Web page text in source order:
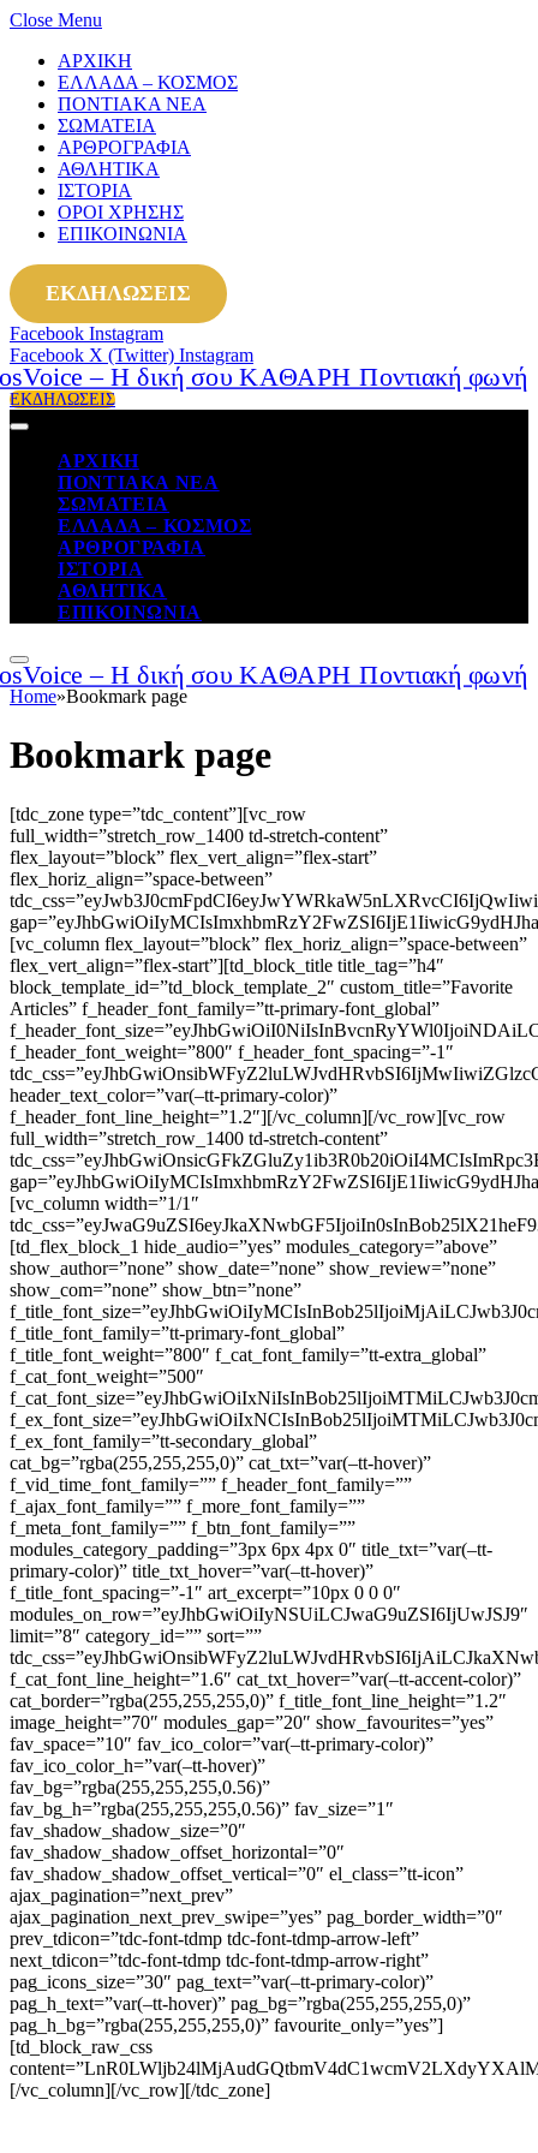
Close Menu
ΑΡΧΙΚΗ
ΕΛΛΑΔΑ – ΚΟΣΜΟΣ
ΠΟΝΤΙΑΚΑ ΝΕΑ
ΣΩΜΑΤΕΙΑ
ΑΡΘΡΟΓΡΑΦΙΑ
ΑΘΛΗΤΙΚΑ
ΙΣΤΟΡΙΑ
ΟΡΟΙ ΧΡΗΣΗΣ
ΕΠΙΚΟΙΝΩΝΙΑ
ΕΚΔΗΛΩΣΕΙΣ
Facebook Instagram
Facebook X (Twitter) Instagram
ΕΚΔΗΛΩΣΕΙΣ
ΑΡΧΙΚΗ
ΠΟΝΤΙΑΚΑ ΝΕΑ
ΣΩΜΑΤΕΙΑ
ΕΛΛΑΔΑ – ΚΟΣΜΟΣ
ΑΡΘΡΟΓΡΑΦΙΑ
ΙΣΤΟΡΙΑ
ΑΘΛΗΤΙΚΑ
ΕΠΙΚΟΙΝΩΝΙΑ
Home»Bookmark page
Bookmark page
[tdc_zone type=”tdc_content”][vc_row
full_width=”stretch_row_1400 td-stretch-content”
flex_layout=”block” flex_vert_align=”flex-start”
flex_horiz_align=”space-between”
[vc_column flex_layout=”block” flex_horiz_align=”space-between”
flex_vert_align=”flex-start”][td_block_title title_tag=”h4″
block_template_id=”td_block_template_2″ custom_title=”Favorite
Articles” f_header_font_family=”tt-primary-font_global”
f_header_font_weight=”800″ f_header_font_spacing=”-1″
header_text_color=”var(–tt-primary-color)”
f_header_font_line_height=”1.2″][/vc_column][/vc_row][vc_row
full_width=”stretch_row_1400 td-stretch-content”
[vc_column width=”1/1″
[td_flex_block_1 hide_audio=”yes” modules_category=”above”
show_author=”none” show_date=”none” show_review=”none”
show_com=”none” show_btn=”none”
f_title_font_family=”tt-primary-font_global”
f_title_font_weight=”800″ f_cat_font_family=”tt-extra_global”
f_cat_font_weight=”500″
f_ex_font_family=”tt-secondary_global”
cat_bg=”rgba(255,255,255,0)” cat_txt=”var(–tt-hover)”
f_vid_time_font_family=”” f_header_font_family=””
f_ajax_font_family=”” f_more_font_family=””
f_meta_font_family=”” f_btn_font_family=””
modules_category_padding=”3px 6px 4px 0″ title_txt=”var(–tt-
primary-color)” title_txt_hover=”var(–tt-hover)”
f_title_font_spacing=”-1″ art_excerpt=”10px 0 0 0″
modules_on_row=”eyJhbGwiOiIyNSUiLCJwaG9uZSI6IjUwJSJ9″
limit=”8″ category_id=”” sort=””
f_cat_font_line_height=”1.6″ cat_txt_hover=”var(–tt-accent-color)”
cat_border=”rgba(255,255,255,0)” f_title_font_line_height=”1.2″
image_height=”70″ modules_gap=”20″ show_favourites=”yes”
fav_space=”10″ fav_ico_color=”var(–tt-primary-color)”
fav_ico_color_h=”var(–tt-hover)”
fav_bg=”rgba(255,255,255,0.56)”
fav_bg_h=”rgba(255,255,255,0.56)” fav_size=”1″
fav_shadow_shadow_size=”0″
fav_shadow_shadow_offset_horizontal=”0″
fav_shadow_shadow_offset_vertical=”0″ el_class=”tt-icon”
ajax_pagination=”next_prev”
ajax_pagination_next_prev_swipe=”yes” pag_border_width=”0″
prev_tdicon=”tdc-font-tdmp tdc-font-tdmp-arrow-left”
next_tdicon=”tdc-font-tdmp tdc-font-tdmp-arrow-right”
pag_icons_size=”30″ pag_text=”var(–tt-primary-color)”
pag_h_text=”var(–tt-hover)” pag_bg=”rgba(255,255,255,0)”
pag_h_bg=”rgba(255,255,255,0)” favourite_only=”yes”]
[td_block_raw_css
[/vc_column][/vc_row][/tdc_zone]